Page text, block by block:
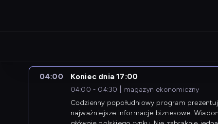
04:00 Koniec dnia 17:00
04:00 - 04:30
magazyn ekonomiczny
Codzienny popołudniowy program
najważniejsze informacje biznesowe.